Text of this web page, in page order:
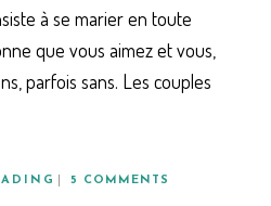
à se marier en toute
que vous aimez et vous,
parfois sans. Les couples
5 COMMENTS